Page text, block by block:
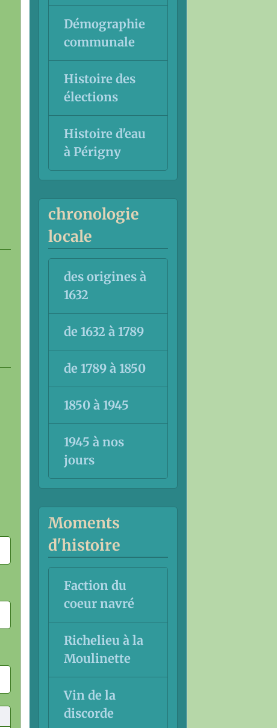
Démographie
communale
Histoire des
élections
Histoire d'eau
à Périgny
chronologie
locale
des origines à
1632
de 1632 à 1789
de 1789 à 1850
1850 à 1945
1945 à nos
jours
Moments
d'histoire
Faction du
coeur navré
Richelieu à la
Moulinette
Vin de la
discorde